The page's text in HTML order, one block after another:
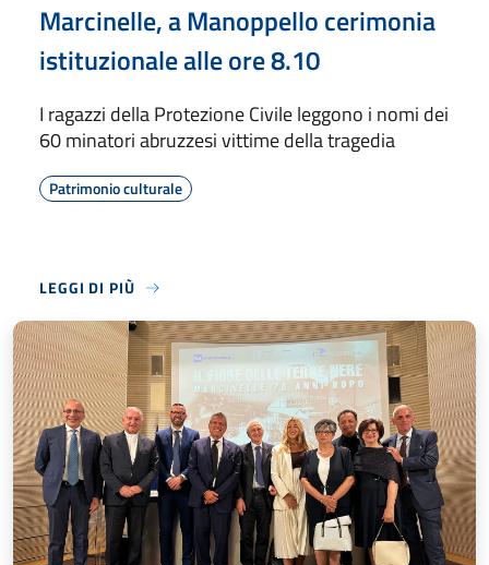
Marcinelle, a Manoppello cerimonia
istituzionale alle ore 8.10
I ragazzi della Protezione Civile leggono i nomi dei
60 minatori abruzzesi vittime della tragedia
Patrimonio culturale
LEGGI DI PIÙ